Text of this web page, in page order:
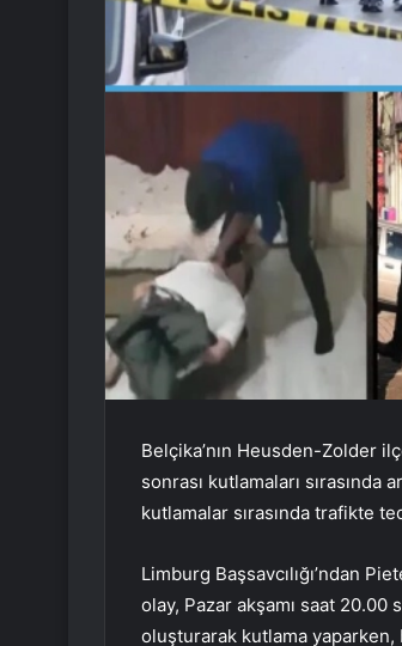
Belçika’nın Heusden-Zolder
sonrası kutlamaları sırasında
kutlamalar sırasında trafikte
Limburg Başsavcılığı’ndan
olay, Pazar akşamı saat 20.00
oluşturarak kutlama yaparken,